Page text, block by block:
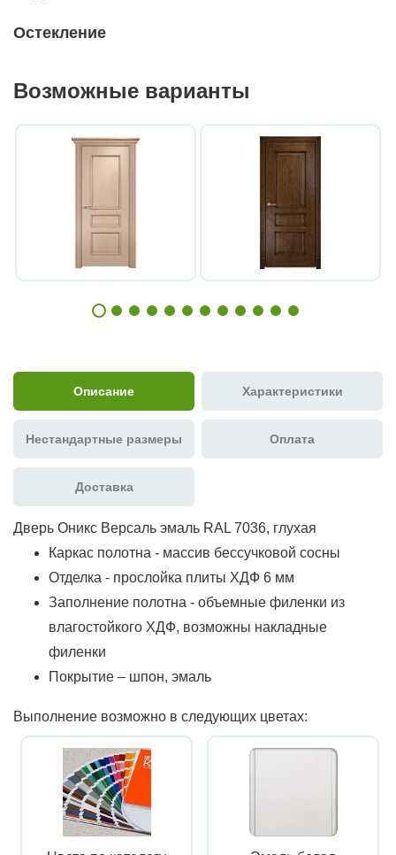
Остекление
Возможные варианты
Описание Характеристики
Нестандартные размеры Оплата
Доставка
Дверь Оникс Версаль эмаль RAL 7036, глухая
Каркас полотна - массив бессучковой сосны
Отделка - прослойка плиты ХДФ 6 мм
Заполнение полотна - объемные филенки из
влагостойкого ХДФ, возможны накладные
филенки
Покрытие – шпон, эмаль
Выполнение возможно в следующих цветах: